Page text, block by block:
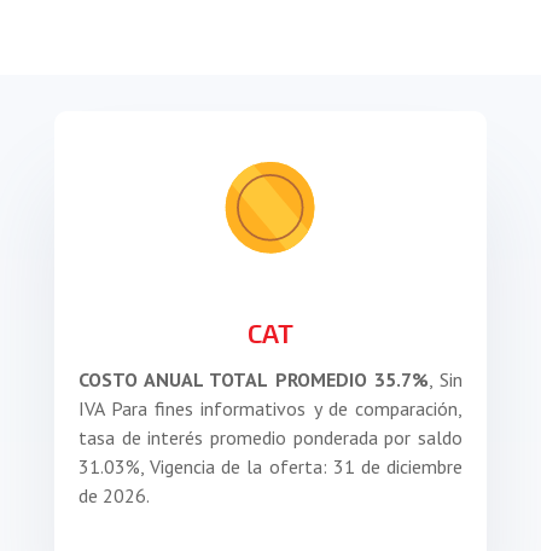
CAT
COSTO ANUAL TOTAL PROMEDIO 35.7%, Sin
IVA Para fines informativos y de comparación,
tasa de interés promedio ponderada por saldo
31.03%, Vigencia de la oferta: 31 de diciembre
de 2026.